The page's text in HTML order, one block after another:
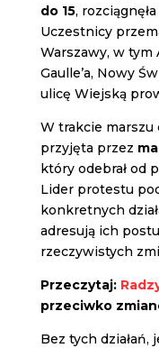
do 15,
Uczestnicy
Warszawy, w tym
Gaulle’a, Nowy
ulicę Wiejską
W trakcie marszu
przyjęta przez
który odebrał od
Lider protestu
konkretnych
adresują ich
rzeczywistych
Przeczytaj:
przeciwko
Bez tych działań,